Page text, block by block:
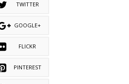
TWITTER
GOOGLE+
FLICKR
PINTEREST